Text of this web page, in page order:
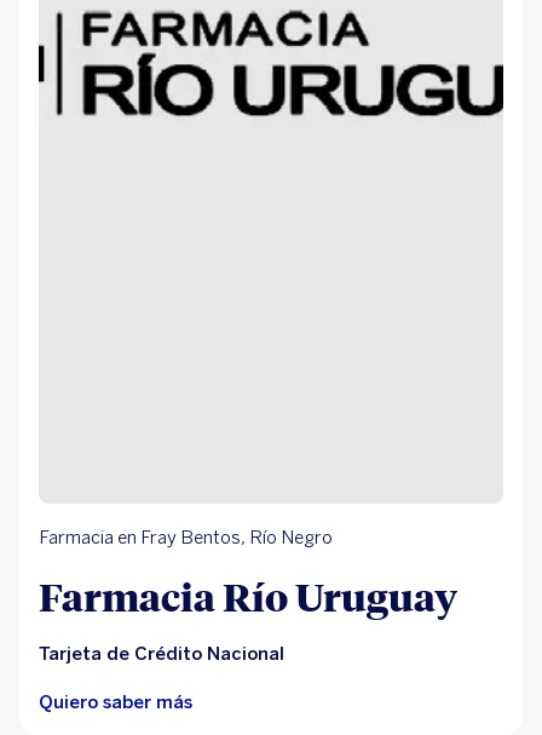
Farmacia en Fray Bentos, Río Negro
Farmacia Río Uruguay
Tarjeta de Crédito Nacional
Quiero saber más